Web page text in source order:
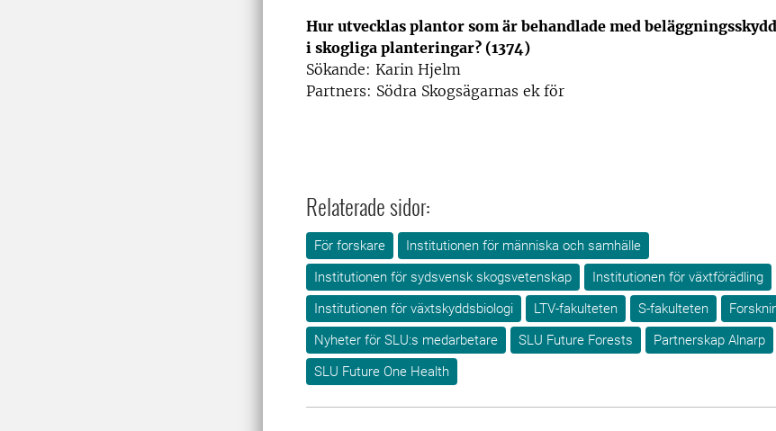
Hur utvecklas plantor som är behandlade med
i skogliga planteringar? (1374)
Sökande: Karin Hjelm
Partners: Södra Skogsägarnas ek för
Relaterade sidor:
För forskare
Institutionen för människa och samhälle
Institutionen för sydsvensk skogsvetenskap
Institutionen för växtförädling
Institutionen för växtskyddsbiologi
LTV-fakulteten S-fakulteten
Nyheter för SLU:s medarbetare
SLU Future Forests Partnerskap Alnarp
SLU Future One Health